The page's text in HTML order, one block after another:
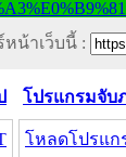
หน้าเว็บนี้ :
โปรแกรมจับ
โหลดโปรแก